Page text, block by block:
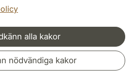
alla kakor
nödvändiga kakor
och nätverk